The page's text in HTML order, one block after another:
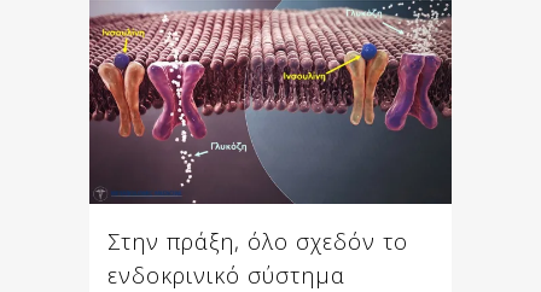
Στην πράξη, όλο σχεδόν το
ενδοκρινικό σύστημα